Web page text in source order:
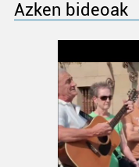
Azken bideoak